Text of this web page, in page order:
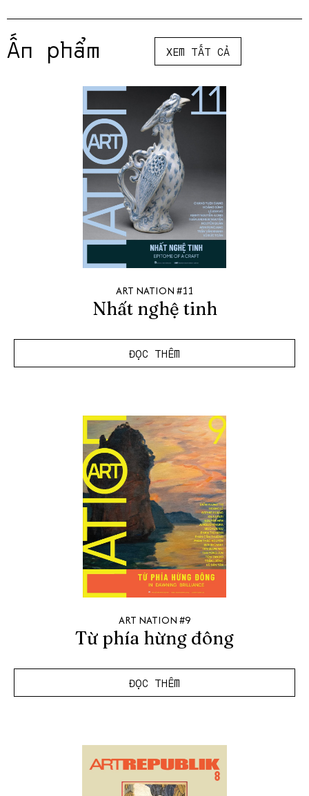
Ấn phẩm XEM TẤT CẢ
ART NATION #11
Nhất nghệ tinh
ĐỌC THÊM
ART NATION #9
Từ phía hừng đông
ĐỌC THÊM